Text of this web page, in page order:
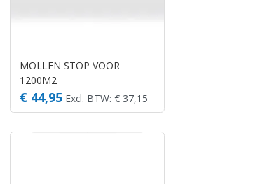
MOLLEN STOP VOOR
1200M2
€ 44,95 Excl. BTW: € 37,15